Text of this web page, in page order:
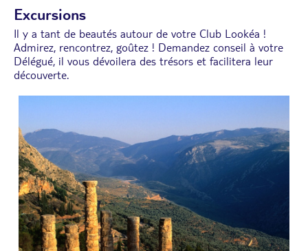
Excursions
Il y a tant de beautés autour de votre Club Lookéa !
Admirez, rencontrez, goûtez ! Demandez conseil à votre
Délégué, il vous dévoilera des trésors et facilitera leur
découverte.